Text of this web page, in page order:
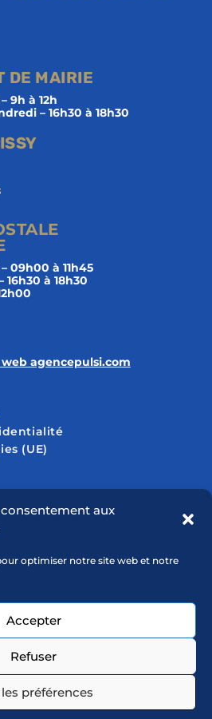
aux
optimiser notre site web et notre
Accepter
Refuser
préférences
DE MAIRIE
9h à 12h
– 16h30 à 18h30
09h00 à 11h45
à 18h30
agencepulsi.com
(UE)
SUR